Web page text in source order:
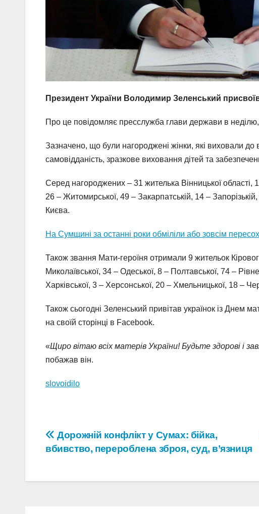
Президент України Володимир Зеленський
Про це повідомляє пресслужба глави держави в
Зазначено, що були нагороджені жінки, які виховали до
самовідданість, зразкове виховання дітей та
Серед нагороджених – 31 жителька Вінницької області,
26 – Житомирської, 49 – Закарпатській, 14 –
Києва.
На Сумщині за останні роки обміліли або зовсім
Також звання Мати-героїня отримали 9 жительок
Миколаївської, 34 – Одеської, 8 – Полтавської, 74 –
Харківської, 3 – Херсонської, 20 – Хмельницької, 18 –
Також сьогодні Зеленський привітав українок із Днем
на своїй сторінці в Facebook.
«Щиро вітаю всіх матерів України! Будьте здорові і
побажав він.
slovoidilo
Навігація
записів
Дорожній конфлікт у Сумах: бійка,
вбивство, перероблена зброя, суд, в’язниця